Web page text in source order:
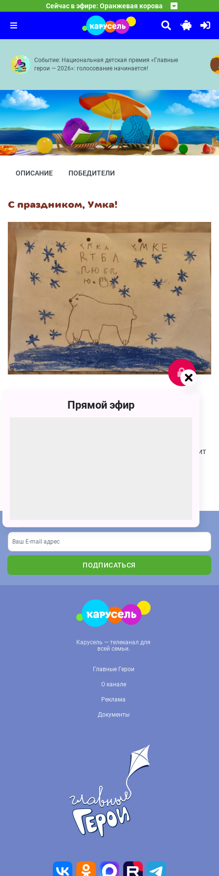
Сейчас в эфире: Оранжевая корова
Как раньше — Ключ — Предсказание — Ну и фрукт —
14:20
Фиксики
Копия — Попугай — Телевизор — Унитаз — Колесо —
Приключения Пети и Волка
Дело о Странниках в ночи — Дело о Кентавре и
Событие: Национальная детская премия «Главные
герои — 2026»: голосование начинается!
ОПИСАНИЕ ПОБЕДИТЕЛИ
С праздником, Умка!
Я очень люблю Умку! На рисунке Умка гуляет и ловит
ПОДПИСАТЬСЯ
Карусель — телеканал для
всей семьи.
Главные Герои
О канале
Реклама
Документы
Прямой эфир